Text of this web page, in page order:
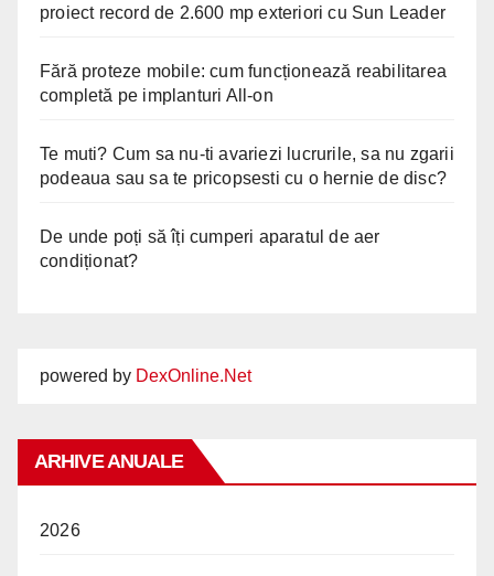
proiect record de 2.600 mp exteriori cu Sun Leader
Fără proteze mobile: cum funcționează reabilitarea
completă pe implanturi All-on
Te muti? Cum sa nu-ti avariezi lucrurile, sa nu zgarii
podeaua sau sa te pricopsesti cu o hernie de disc?
De unde poți să îți cumperi aparatul de aer
condiționat?
powered by DexOnline.Net
ARHIVE ANUALE
2026